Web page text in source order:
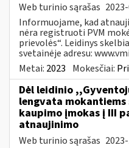
Web turinio sąrašas
Informuojame, kad
nėra registruoti PVM
prievolės“. Leidinys
svetainėje adresu:
Metai: 2023 Mokesčiai:
Dėl leidinio
lengvata
kaupimo įmokas į III
atnaujinimo
Web turinio sąrašas